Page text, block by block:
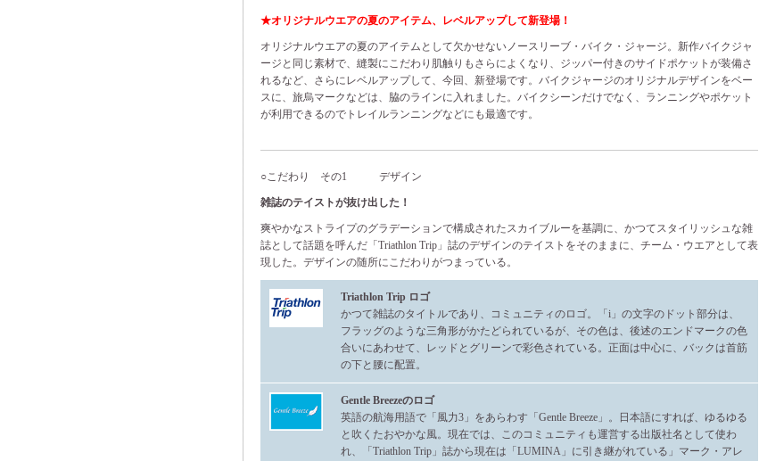
★オリジナルウエアの夏のアイテム、レベルアップして新登場！
オリジナルウエアの夏のアイテムとして欠かせないノースリーブ・バイク・ジャージ。新作バイクジャ
ージと同じ素材で、縫製にこだわり肌触りもさらによくなり、ジッパー付きのサイドポケットが装備さ
れるなど、さらにレベルアップして、今回、新登場です。バイクジャージのオリジナルデザインをベー
スに、旅烏マークなどは、脇のラインに入れました。バイクシーンだけでなく、ランニングやポケット
が利用できるのでトレイルランニングなどにも最適です。
○こだわり その1 デザイン
雑誌のテイストが抜け出した！
爽やかなストライプのグラデーションで構成されたスカイブルーを基調に、かつてスタイリッシュな雑
誌として話題を呼んだ「Triathlon Trip」誌のデザインのテイストをそのままに、チーム・ウエアとして表
現した。デザインの随所にこだわりがつまっている。
Triathlon Trip ロゴ
かつて雑誌のタイトルであり、コミュニティのロゴ。「i」の文字のドット部分は、
フラッグのような三角形がかたどられているが、その色は、後述のエンドマークの色
合いにあわせて、レッドとグリーンで彩色されている。正面は中心に、バックは首筋
の下と腰に配置。
Gentle Breezeのロゴ
英語の航海用語で「風力3」をあらわす「Gentle Breeze」。日本語にすれば、ゆるゆる
と吹くたおやかな風。現在では、このコミュニティも運営する出版社名として使わ
れ、「Triathlon Trip」誌から現在は「LUMINA」に引き継がれている」マーク・アレ